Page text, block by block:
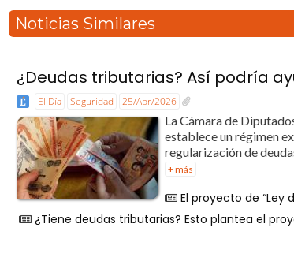
Noticias Similares
¿Deudas tributarias? Así podría
El Día Seguridad 25/Abr/2026
La Cámara de
establece un régimen
regularización de
+ más
El proyecto de “Ley
¿Tiene deudas tributarias? Esto plantea el